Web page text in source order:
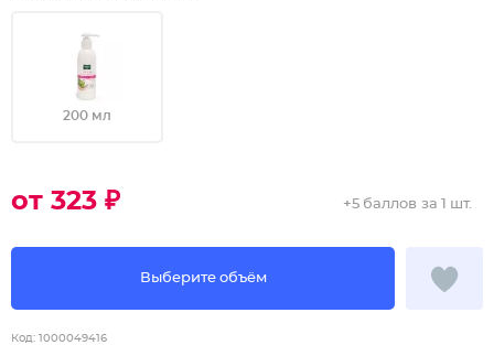
200 мл
от 323 ₽
Выберите объём
+5 баллов за 1 шт.
Код: 1000049416